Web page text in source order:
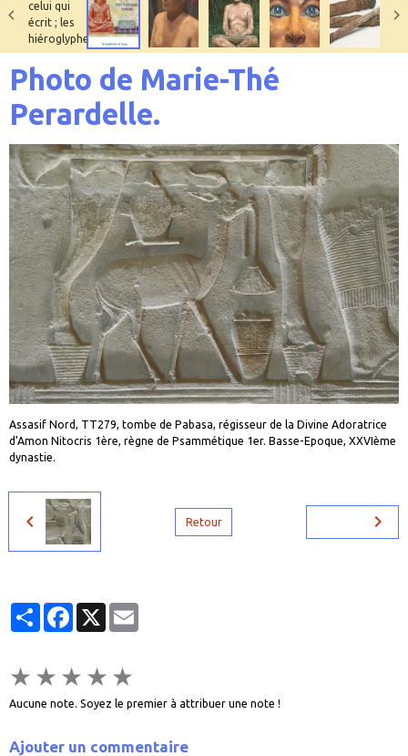
Photo de Marie-Thé
Perardelle.
Assasif Nord, TT279, tombe de Pabasa, régisseur de la Divine Adoratrice
d'Amon Nitocris 1ère, règne de Psammétique 1er. Basse-Epoque, XXVIème
dynastie.
Retour
PartagerFacebook
X
★ ★ ★ ★ ★
Aucune note. Soyez le premier à attribuer une note !
Ajouter un commentaire